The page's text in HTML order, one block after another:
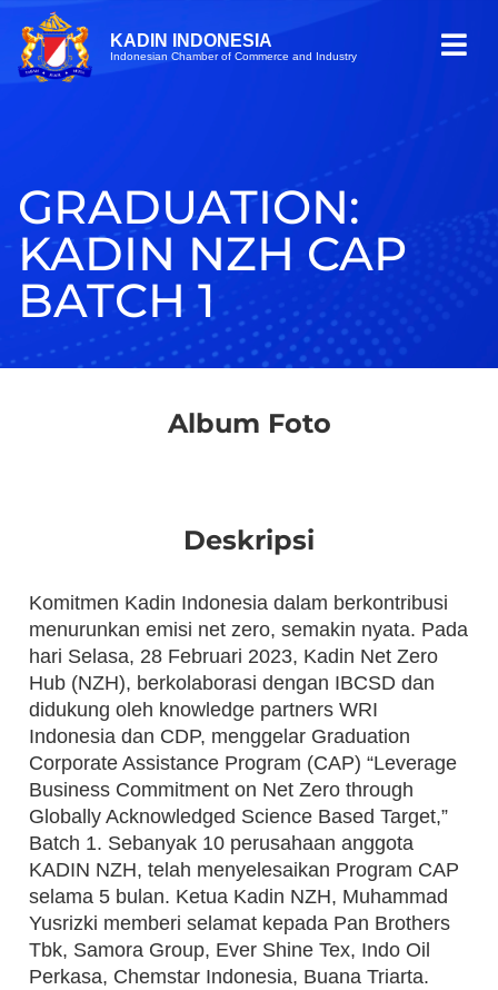
KADIN INDONESIA
Indonesian Chamber of Commerce and Industry
GRADUATION:
KADIN NZH CAP
BATCH 1
Album Foto
Deskripsi
Komitmen Kadin Indonesia dalam berkontribusi
menurunkan emisi net zero, semakin nyata. Pada
hari Selasa, 28 Februari 2023, Kadin Net Zero
Hub (NZH), berkolaborasi dengan IBCSD dan
didukung oleh knowledge partners WRI
Indonesia dan CDP, menggelar Graduation
Corporate Assistance Program (CAP) “Leverage
Business Commitment on Net Zero through
Globally Acknowledged Science Based Target,”
Batch 1. Sebanyak 10 perusahaan anggota
KADIN NZH, telah menyelesaikan Program CAP
selama 5 bulan. Ketua Kadin NZH, Muhammad
Yusrizki memberi selamat kepada Pan Brothers
Tbk, Samora Group, Ever Shine Tex, Indo Oil
Perkasa, Chemstar Indonesia, Buana Triarta.